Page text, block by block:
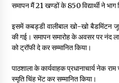
06/08/2026
मिली बड़ी सौगात
06/08/2026
समापन मैं 21 खण्डों के 850 विद्यार्थी ने भाग
इसमें कबड्डी वालीबाल खो-खो बैडमिंटन
की गई। समापन समारोह के अवसर पर नंद
को ट्रॉफी दे कर सम्मानित किया।
पाठशाला के कार्यवाहक प्रधानाचार्य नेक
स्मृति चिंह भेंट कर सम्मानित किया।